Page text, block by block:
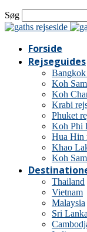
Søg
Forside
Rejseguides
Bangkok
Koh
Koh
Krabi
Phuket
Koh Phi
Hua Hin
Khao
Koh
Thailand
Vietnam
Malaysia
Sri Lanka